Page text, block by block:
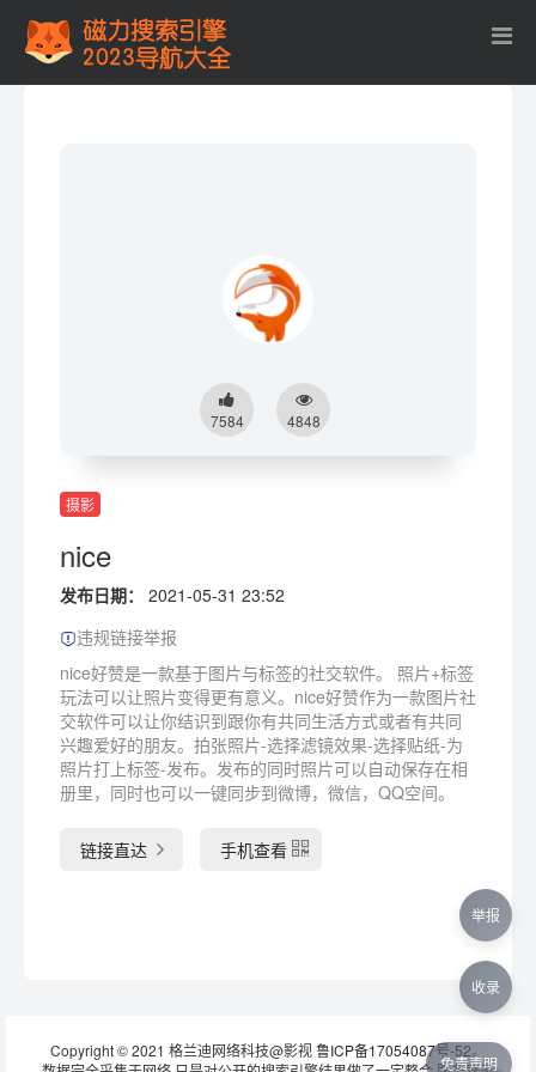
7584 4848
摄影
nice
发布日期：
2021-05-31 23:52
违规链接举报
nice好赞是一款基于图片与标签的社交软件。 照片+标签
玩法可以让照片变得更有意义。nice好赞作为一款图片社
交软件可以让你结识到跟你有共同生活方式或者有共同
兴趣爱好的朋友。拍张照片-选择滤镜效果-选择贴纸-为
照片打上标签-发布。发布的同时照片可以自动保存在相
册里，同时也可以一键同步到微博，微信，QQ空间。
链接直达 手机查看
Copyright © 2021 格兰迪网络科技@影视鲁ICP备17054087号-52。
免责声明
举报
收录